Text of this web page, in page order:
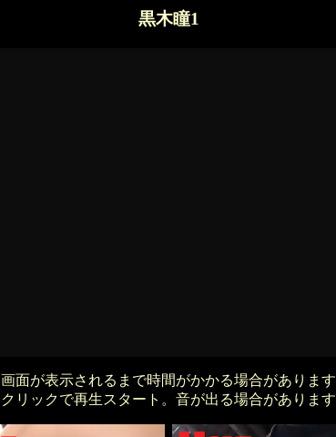
黒木瞳1
画面が表示されるまで時間がかかる場合があります
クリックで再生スタート。音が出る場合があります